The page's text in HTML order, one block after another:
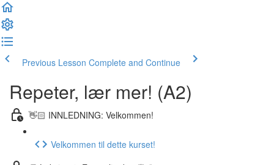
Previous Lesson Complete and Continue
Repeter, lær mer! (A2)
👋🏻 INNLEDNING: Velkommen!
Velkommen til dette kurset!